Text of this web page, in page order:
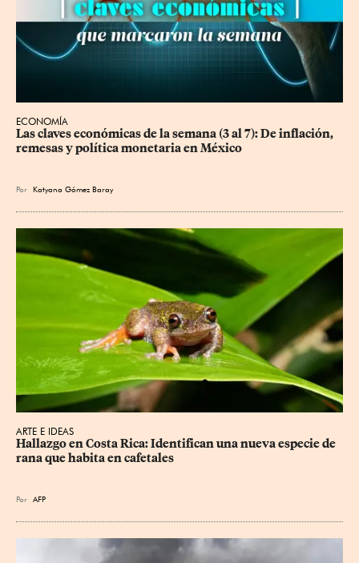
ECONOMÍA
Las claves económicas de la semana (3 al 7): De inflación,
remesas y política monetaria en México
Por Katyana Gómez Baray
ARTE E IDEAS
Hallazgo en Costa Rica: Identifican una nueva especie de
rana que habita en cafetales
Por AFP